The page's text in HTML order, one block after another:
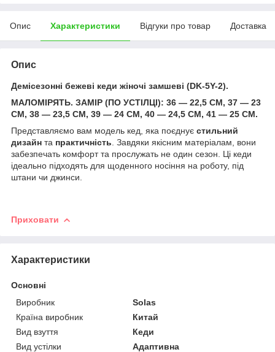
Опис Характеристики Відгуки про товар Доставка
Опис
Демісезонні бежеві кеди жіночі замшеві (DK-5Y-2).
МАЛОМІРЯТЬ. ЗАМІР (ПО УСТІЛЦІ): 36 — 22,5 СМ, 37 — 23
СМ, 38 — 23,5 СМ, 39 — 24 СМ, 40 — 24,5 СМ, 41 — 25 СМ.
Представляємо вам модель кед, яка поєднує стильний
дизайн та практичність . Завдяки якісним матеріалам, вони
забезпечать комфорт та прослужать не один сезон. Ці кеди
ідеально підходять для щоденного носіння на роботу, під
штани чи джинси.
Приховати
Характеристики
Основні
Виробник
Solas
Країна виробник
Китай
Вид взуття
Кеди
Вид устілки
Адаптивна